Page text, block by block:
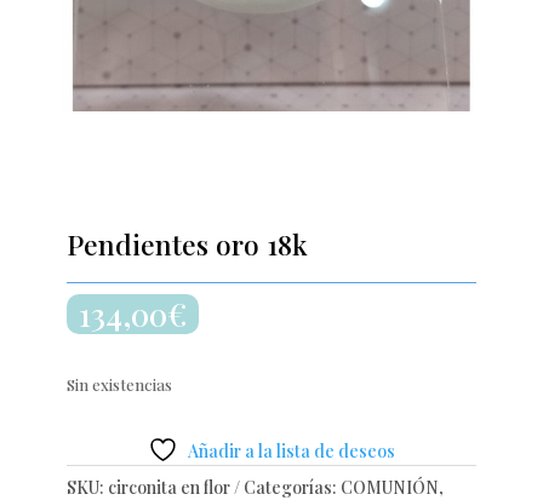
Pendientes oro 18k
134,00€
Sin existencias
Añadir a la lista de deseos
SKU: circonita en flor Categorías: COMUNIÓN,